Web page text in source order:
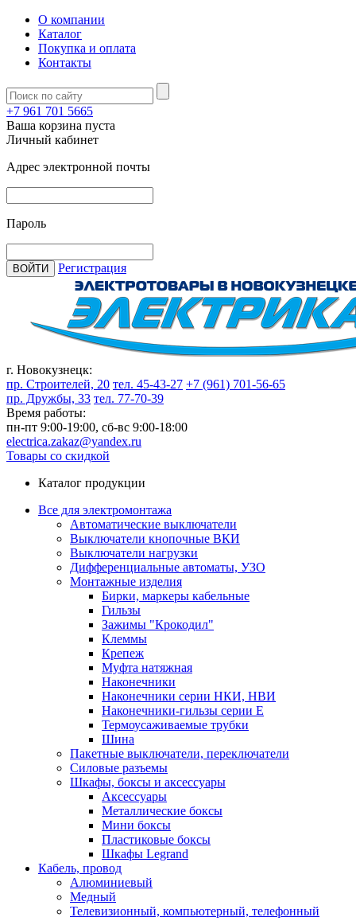
О компании
Каталог
Покупка и оплата
Контакты
+7 961 701 5665
Ваша корзина пуста
Личный кабинет
Адрес электронной почты
Пароль
ВОЙТИ Регистрация
г. Новокузнецк:
пр. Строителей, 20 тел. 45-43-27 +7 (961) 701-56-65
пр. Дружбы, 33 тел. 77-70-39
Время работы:
пн-пт 9:00-19:00, сб-вс 9:00-18:00
electrica.zakaz@yandex.ru
Товары со скидкой
Каталог продукции
Все для электромонтажа
Автоматические выключатели
Выключатели кнопочные ВКИ
Выключатели нагрузки
Дифференциальные автоматы, УЗО
Монтажные изделия
Бирки, маркеры кабельные
Гильзы
Зажимы "Крокодил"
Клеммы
Крепеж
Муфта натяжная
Наконечники
Наконечники серии НКИ, НВИ
Наконечники-гильзы серии Е
Термоусаживаемые трубки
Шина
Пакетные выключатели, переключатели
Силовые разъемы
Шкафы, боксы и аксессуары
Аксессуары
Металлические боксы
Мини боксы
Пластиковые боксы
Шкафы Legrand
Кабель, провод
Алюминиевый
Медный
Телевизионный, компьютерный, телефонный